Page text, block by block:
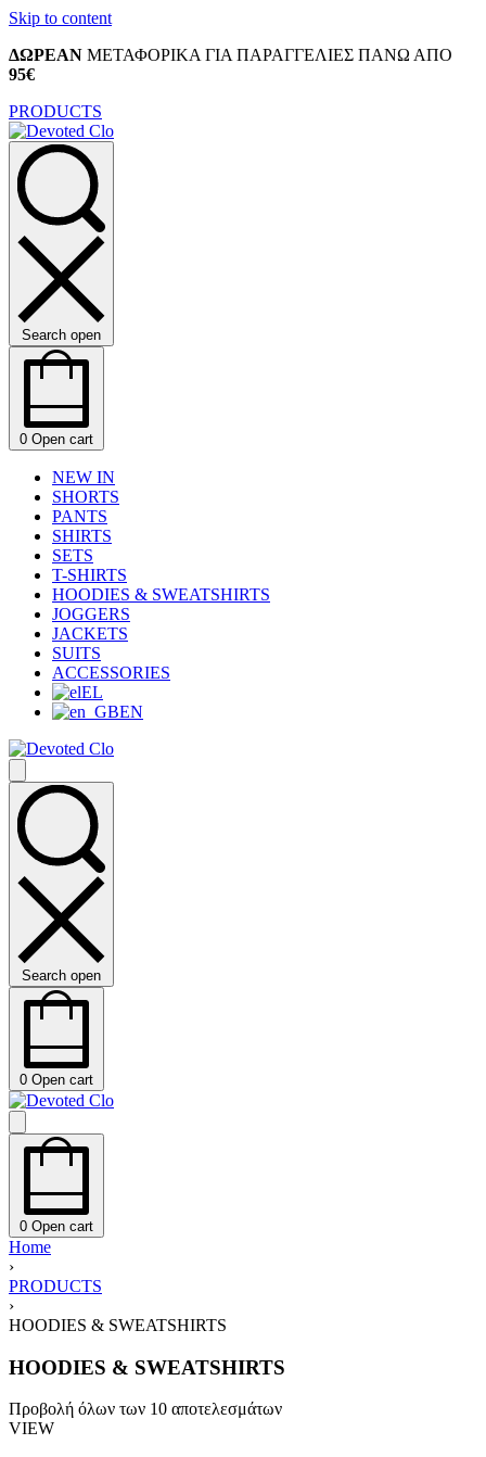
Skip to content
ΔΩΡΕΑΝ ΜΕΤΑΦΟΡΙΚΑ ΓΙΑ ΠΑΡΑΓΓΕΛΙΕΣ ΠΑΝΩ ΑΠΟ
95€
PRODUCTS
Search open
0 Open cart
NEW IN
SHORTS
PANTS
SHIRTS
SETS
T-SHIRTS
HOODIES & SWEATSHIRTS
JOGGERS
JACKETS
SUITS
ACCESSORIES
EL
EN
Search open
0 Open cart
0 Open cart
Home
›
PRODUCTS
›
HOODIES & SWEATSHIRTS
HOODIES & SWEATSHIRTS
Προβολή όλων των 10 αποτελεσμάτων
VIEW